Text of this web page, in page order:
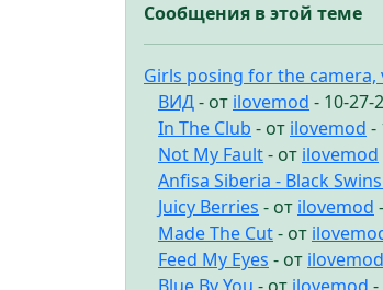
Сообщения в этой теме
Girls posing for the
ВИД- от ilovemod - 10-27-
In The Club - от ilovemod -
Not My Fault- от ilovemod
Anfisa Siberia - Black
Juicy Berries - от ilovemod
Made The Cut- от
Feed My Eyes - от ilovemod